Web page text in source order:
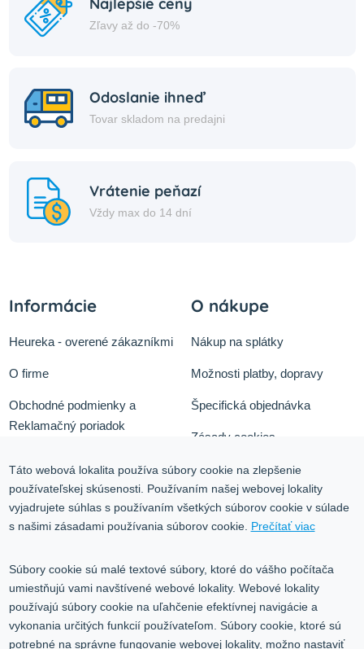
Zľavy až do -70%
Odoslanie ihneď
Tovar skladom na predajni
Vrátenie peňazí
Vždy max do 14 dní
Informácie
Heureka - overené zákazníkmi
O firme
Obchodné podmienky a
Reklamačný poriadok
Služby
Kontakt
O nákupe
Nákup na splátky
Možnosti platby, dopravy
Špecifická objednávka
Zásady cookies
Ochrana osobných údajov
Blog
Kontakt
Volgogradská 9, 08001 Prešov
0917 353 303
Táto webová lokalita používa súbory cookie na zlepšenie
používateľskej skúsenosti. Používaním našej webovej lokality
vyjadrujete súhlas s používaním všetkých súborov cookie v súlade
s našimi zásadami používania súborov cookie. Prečítať viac
Súbory cookie sú malé textové súbory, ktoré do vášho počítača
umiestňujú vami navštívené webové lokality. Webové lokality
používajú súbory cookie na uľahčenie efektívnej navigácie a
vykonania určitých funkcií používateľom. Súbory cookie, ktoré sú
potrebné na správne fungovanie webovej lokality, možno nastaviť